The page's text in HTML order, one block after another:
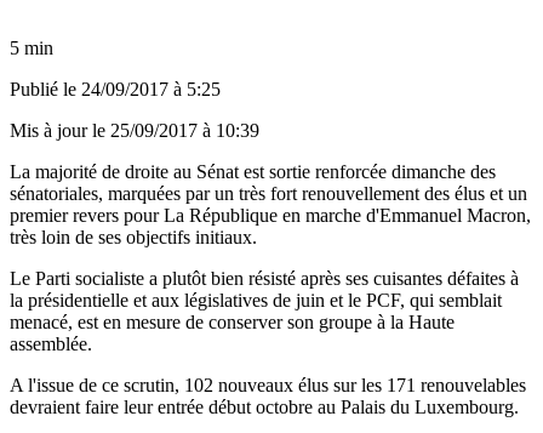
5 min
Publié le 24/09/2017 à 5:25
Mis à jour le 25/09/2017 à 10:39
La majorité de droite au Sénat est sortie renforcée dimanche des
sénatoriales, marquées par un très fort renouvellement des élus et un
premier revers pour La République en marche d'Emmanuel Macron,
très loin de ses objectifs initiaux.
Le Parti socialiste a plutôt bien résisté après ses cuisantes défaites à
la présidentielle et aux législatives de juin et le PCF, qui semblait
menacé, est en mesure de conserver son groupe à la Haute
assemblée.
A l'issue de ce scrutin, 102 nouveaux élus sur les 171 renouvelables
devraient faire leur entrée début octobre au Palais du Luxembourg.